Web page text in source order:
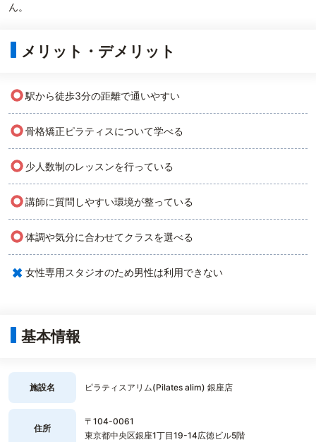
ん。
メリット・デメリット
○駅から徒歩3分の距離で通いやすい
○骨格矯正ピラティスについて学べる
○ 少人数制のレッスンを行っている
○講師に質問しやすい環境が整っている
○体調や気分に合わせてクラスを選べる
× 女性専用スタジオのため男性は利用できない
基本情報
施設名 ピラティスアリム(Pilates alim) 銀座店
住所
〒104-0061
東京都中央区銀座1丁目19-14広徳ビル5階